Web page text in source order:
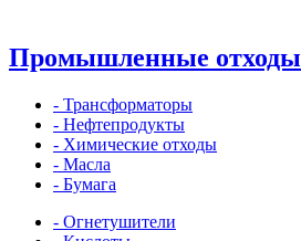
Промышленные отходы
- Трансформаторы
- Нефтепродукты
- Химические отходы
- Масла
- Бумага
- Огнетушители